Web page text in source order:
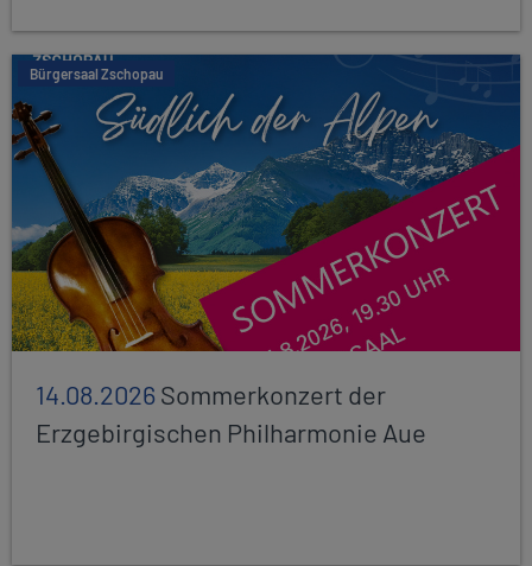
Bürgersaal Zschopau
14.08.2026Sommerkonzert der
Erzgebirgischen Philharmonie Aue